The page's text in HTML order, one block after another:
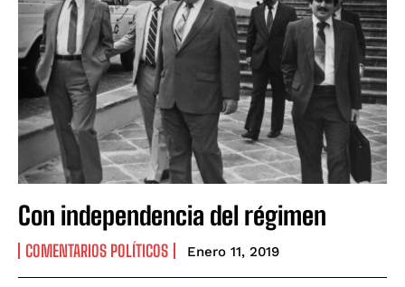
Con independencia del régimen
COMENTARIOS POLÍTICOS Enero 11, 2019